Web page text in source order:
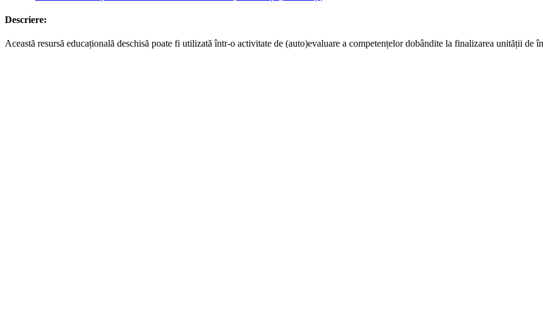
Descriere:
Această resursă educațională deschisă poate fi utilizată într-o activitate de (auto)evaluare a competențelor dobândite la finalizarea unității de